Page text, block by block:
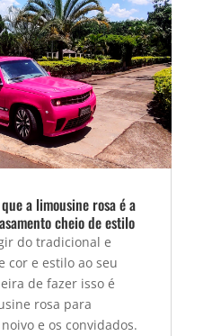
a limousine rosa é a
cheio de estilo
do tradicional e
cor e estilo ao seu
de fazer isso é
rosa para
e os convidados.